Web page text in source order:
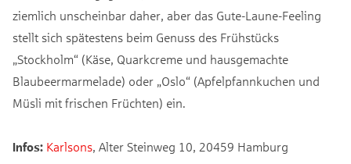
ziemlich unscheinbar daher, aber das Gute-Laune-Feeling
stellt sich spätestens beim Genuss des Frühstücks
„Stockholm“ (Käse, Quarkcreme und hausgemachte
Blaubeermarmelade) oder „Oslo“ (Apfelpfannkuchen und
Müsli mit frischen Früchten) ein.
Infos: Karlsons, Alter Steinweg 10, 20459 Hamburg